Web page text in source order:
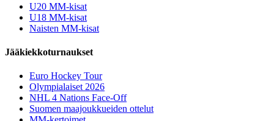
U20 MM-kisat
U18 MM-kisat
Naisten MM-kisat
Jääkiekkoturnaukset
Euro Hockey Tour
Olympialaiset 2026
NHL 4 Nations Face-Off
Suomen maajoukkueiden ottelut